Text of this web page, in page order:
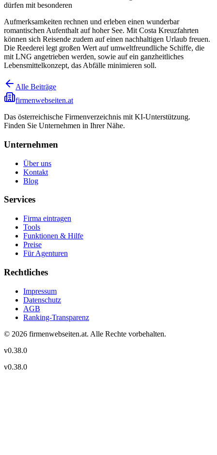
dürfen mit besonderen
Aufmerksamkeiten rechnen und erleben einen wunderbar
romantischen Aufenthalt auf hoher See. Mit Costa Kreuzfahrten
können sich Reisende zudem auf einen nachhaltigen Urlaub freuen.
Die Reederei legt großen Wert auf umweltfreundliche Schiffe, die
mit LNG angetrieben werden, sowie auf ein ganzheitliches
Lebensmittelkonzept, das Abfälle minimieren soll.
Alle Beiträge
firmenwebseiten.at
Das österreichische Firmenverzeichnis mit KI-Unterstützung.
Finden Sie Unternehmen in Ihrer Nähe.
Unternehmen
Über uns
Kontakt
Blog
Services
Firma eintragen
Tools
Funktionen & Hilfe
Preise
Für Agenturen
Rechtliches
Impressum
Datenschutz
AGB
Ranking-Transparenz
© 2026 firmenwebseiten.at. Alle Rechte vorbehalten.
v0.38.0
v0.38.0